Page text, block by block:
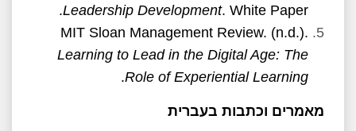
Leadership Development. White Paper.
MIT Sloan Management Review. (n.d.).
Learning to Lead in the Digital Age: The
Role of Experiential Learning
.
מאמרים וכתבות בעברית